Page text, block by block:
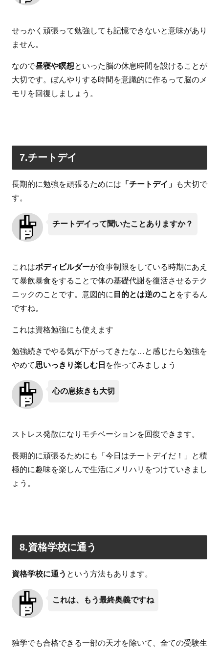
せっかく頑張って勉強しても記憶できないと意味があり
ません。
なので昼寝や瞑想といった脳の休息時間を設けることが
大切です。ぼんやりする時間を意識的に作るって脳のメ
モリを回復しましょう。
7.チートデイ
長期的に勉強を頑張るためには 「チートデイ」
も大切で
す。
チートデイって聞いたことありますか？
これはボディビルダーが食事制限をしている時期にあえ
て暴飲暴食をすることで体の基礎代謝を復活させるテク
ニックのことです。意図的に 目的とは逆のこと をするん
ですね。
これは資格勉強にも使えます
勉強続きでやる気が下がってきたな…と感じたら勉強を
やめて思いっきり楽しむ日 を作ってみましょう
心の息抜きも大切
ストレス発散になりモチベーションを回復できます。
長期的に頑張るためにも「今日はチートデイだ！」と積
極的に趣味を楽しんで生活にメリハリをつけていきまし
ょう。
8.資格学校に通う
資格学校に通う という方法もあります。
これは、もう最終奥義ですね
独学でも合格できる一部の天才を除いて、全ての受験生